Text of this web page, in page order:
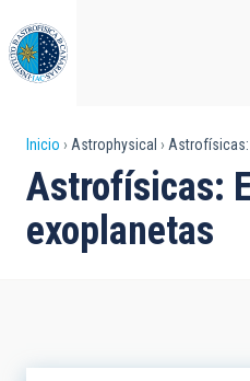
al
contenido
principal
Sobrescribir
enlaces
de
Inicio Astrophysical Astrofísicas:
Astrofísicas:
exoplanetas